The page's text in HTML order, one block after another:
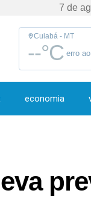
Cuiabá - MT
--°C erro
economia
7 de